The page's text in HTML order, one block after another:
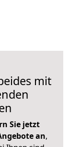
mit
Sie jetzt
an,